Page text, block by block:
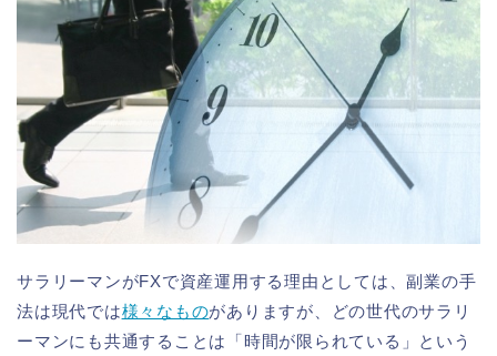
サラリーマンがFXで資産運用する理由としては、副業の手
法は現代では様々なものがありますが、どの世代のサラリ
ーマンにも共通することは「時間が限られている」という